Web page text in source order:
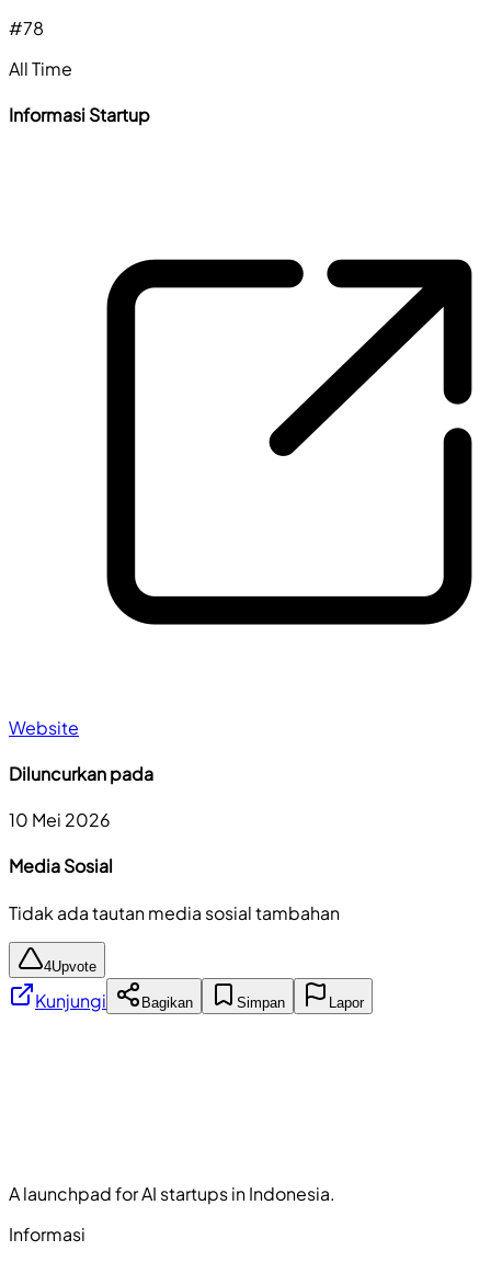
#78
All Time
Informasi Startup
Website
Diluncurkan pada
10 Mei 2026
Media Sosial
Tidak ada tautan media sosial tambahan
4Upvote
Kunjungi Bagikan Simpan Lapor
A launchpad for AI startups in Indonesia.
Informasi